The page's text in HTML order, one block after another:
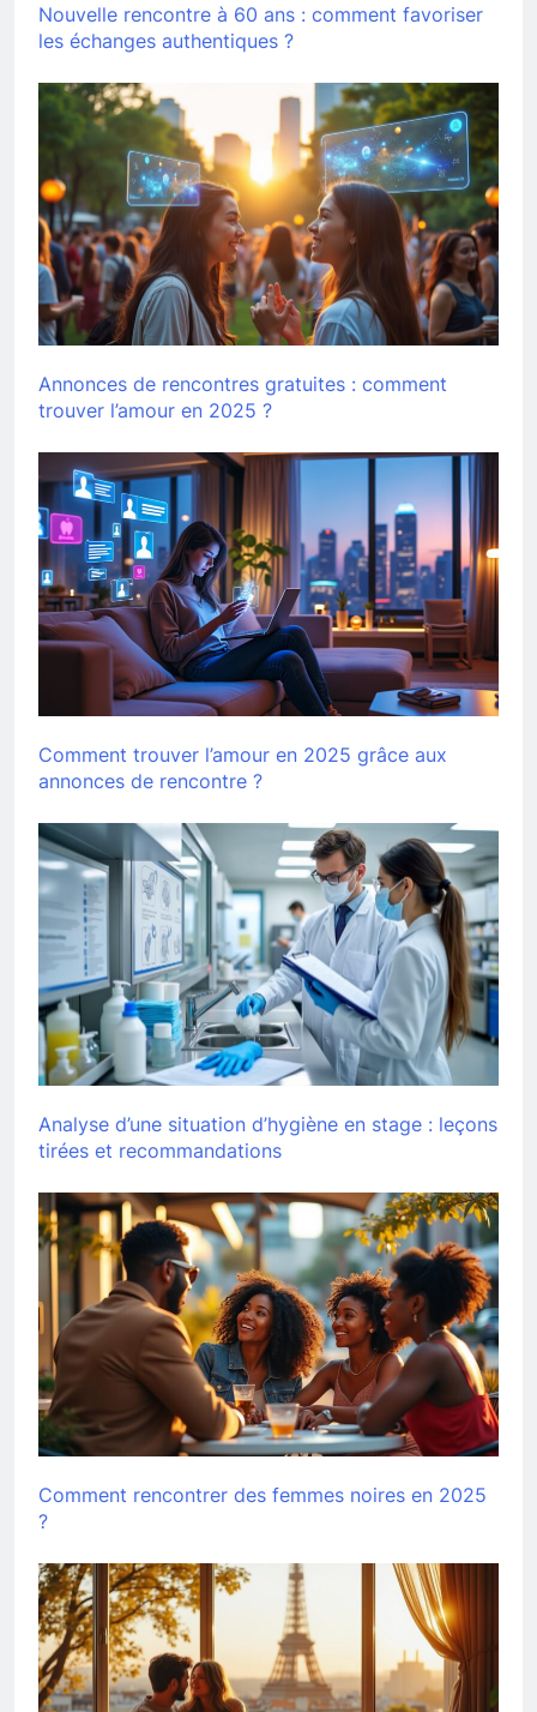
Nouvelle rencontre à 60 ans : comment favoriser
les échanges authentiques ?
Annonces de rencontres gratuites : comment
trouver l’amour en 2025 ?
Comment trouver l’amour en 2025 grâce aux
annonces de rencontre ?
Analyse d’une situation d’hygiène en stage : leçons
tirées et recommandations
Comment rencontrer des femmes noires en 2025
?